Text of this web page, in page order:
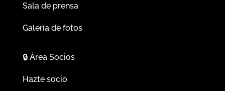
Sala de prensa
Galería de fotos
🔒Área Socios
Hazte socio